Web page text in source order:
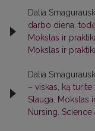
Dalia
darbo diena,
Mokslas ir
Mokslas ir
Dalia
– viskas, ką
Slauga. Mokslas
Nursing. Science